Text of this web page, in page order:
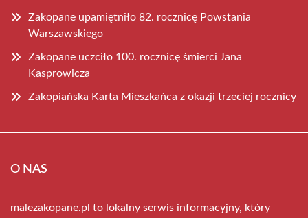
Zakopane upamiętniło 82. rocznicę Powstania
Warszawskiego
Zakopane uczciło 100. rocznicę śmierci Jana
Kasprowicza
Zakopiańska Karta Mieszkańca z okazji trzeciej rocznicy
O NAS
malezakopane.pl to lokalny serwis informacyjny, który